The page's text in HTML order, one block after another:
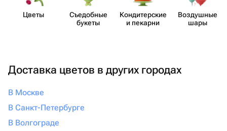
Цветы
Съедобные
букеты
Кондит​ерские
и пекарни
Воздушные
шары
Доставка цветов в других городах
В Москве
В Санкт-Петербурге
В Волгограде